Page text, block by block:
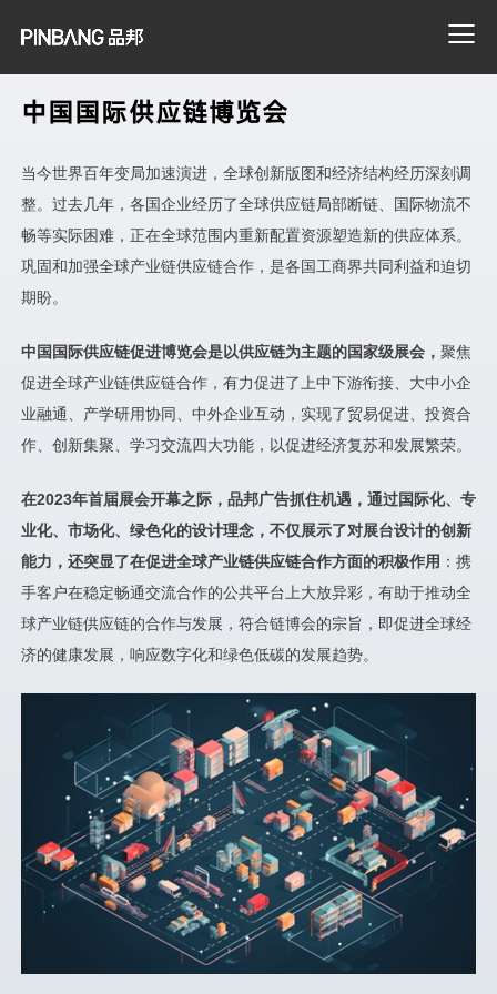
中国国际供应链博览会
当今世界百年变局加速演进，全球创新版图和经济结构经历深刻调
整。过去几年，各国企业经历了全球供应链局部断链、国际物流不
畅等实际困难，正在全球范围内重新配置资源塑造新的供应体系。
巩固和加强全球产业链供应链合作，是各国工商界共同利益和迫切
期盼。
中国国际供应链促进博览会是以供应链为主题的国家级展会， 聚焦
促进全球产业链供应链合作，有力促进了上中下游衔接、大中小企
业融通、产学研用协同、中外企业互动，实现了贸易促进、投资合
作、创新集聚、学习交流四大功能，以促进经济复苏和发展繁荣。
在2023年首届展会开幕之际，品邦广告抓住机遇，通过国际化、专
业化、市场化、绿色化的设计理念，不仅展示了对展台设计的创新
能力，还突显了在促进全球产业链供应链合作方面的积极作用 ：携
手客户在稳定畅通交流合作的公共平台上大放异彩，有助于推动全
球产业链供应链的合作与发展，符合链博会的宗旨，即促进全球经
济的健康发展，响应数字化和绿色低碳的发展趋势。